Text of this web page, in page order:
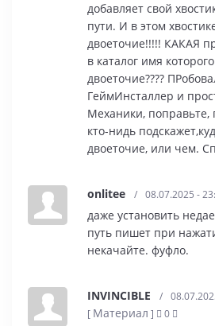
добавляет свой
пути. И в этом
двоеточие!!!!! КАКАЯ
в каталог имя
двоеточие????
ГеймИнсталлер и
Механики,
кто-нидь
двоеточие, или чем.
onlitee / 08.07.2025 -
даже установить
путь пишет при
некачайте. фуфло.
INVINCIBLE /
[ Материал ] 0